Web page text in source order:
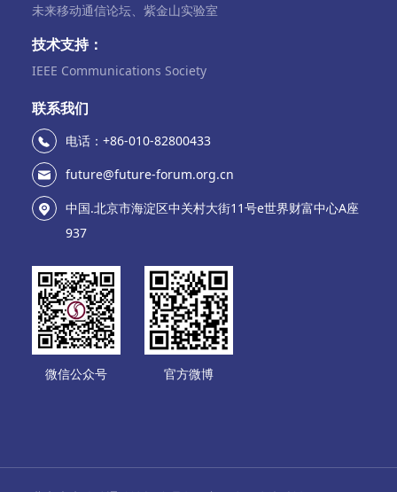
未来移动通信论坛、紫金山实验室
技术支持：
IEEE Communications Society
联系我们
电话：+86-010-82800433
future@future-forum.org.cn
中国.北京市海淀区中关村大街11号e世界财富中心A座
937
微信公众号 官方微博